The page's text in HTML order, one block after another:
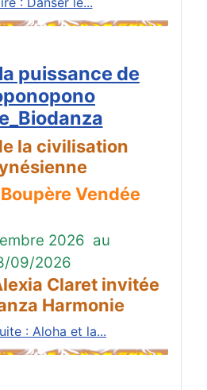
puissance de
la civilisation
Vendée
2026 au
09/2026
Claret invitée
Harmonie
: Aloha et la...